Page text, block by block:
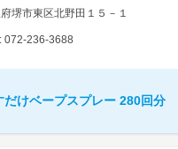
堺市東区北野田１５－１
072-236-3688
だけベープスプレー 280回分